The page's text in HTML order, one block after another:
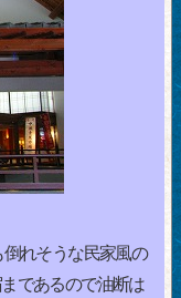
れそうな民家風の
であるので油断は